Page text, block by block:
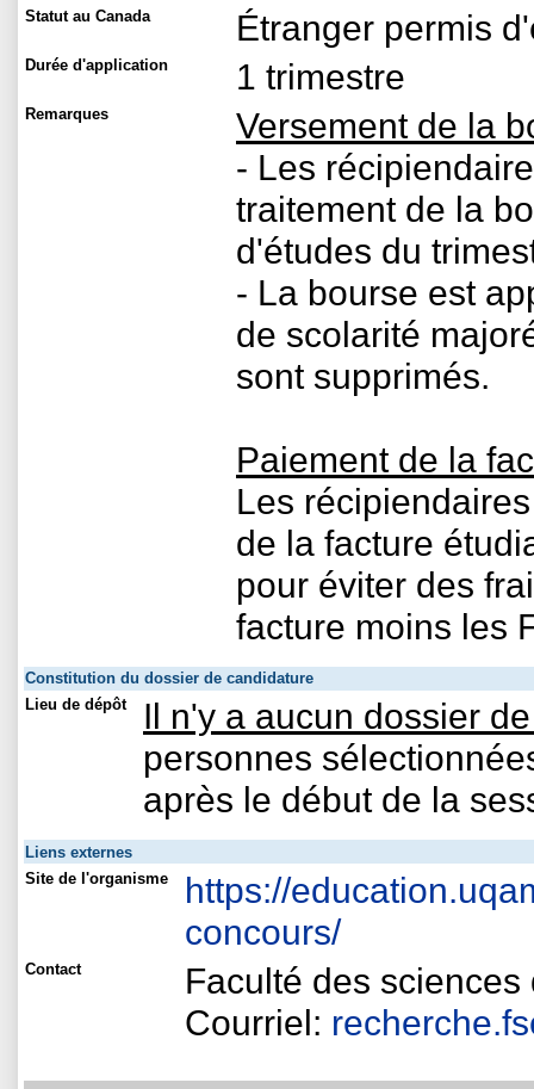
Statut au Canada Étranger permis
Durée d'application 1 trimestre
Remarques
Versement de la
- Les
traitement de la
d'études du
- La bourse est
de scolarité
sont supprimés.
Paiement de la
Les
de la facture
pour éviter des
facture moins les
Constitution du dossier de candidature
Lieu de dépôt
Il n'y a aucun dossier
personnes
après le début de la
Liens externes
Site de l'organisme
https://
concours/
Contact
Faculté des
Courriel: